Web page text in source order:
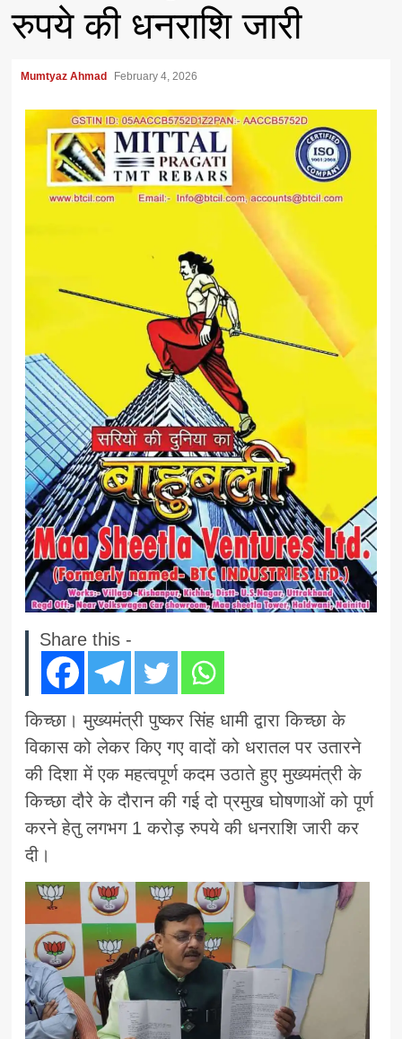
रुपये की धनराशि जारी
Mumtyaz Ahmad February 4, 2026
Share this -
किच्छा। मुख्यमंत्री पुष्कर सिंह धामी द्वारा किच्छा के
विकास को लेकर किए गए वादों को धरातल पर उतारने
की दिशा में एक महत्वपूर्ण कदम उठाते हुए मुख्यमंत्री के
किच्छा दौरे के दौरान की गई दो प्रमुख घोषणाओं को पूर्ण
करने हेतु लगभग 1 करोड़ रुपये की धनराशि जारी कर
दी।